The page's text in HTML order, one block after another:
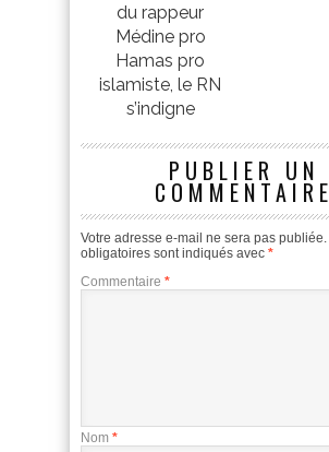
du rappeur
Médine pro
Hamas pro
islamiste, le RN
s’indigne
PUBLIER UN
COMMENTAIRE
Votre adresse e-mail ne sera pas publiée.
obligatoires sont indiqués avec *
Commentaire *
Nom *